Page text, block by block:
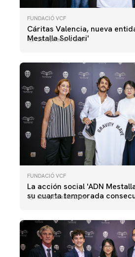
FUNDACIÓ VCF
Cáritas Valencia, nueva
Mestalla Solidari'
23 septiembre 2024
FUNDACIÓ VCF
La acción social 'ADN
su cuarta temporada
06 septiembre 2024